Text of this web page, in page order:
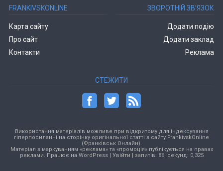
FRANKIVSKONLINE
Карта сайту
Про сайт
Контакти
ЗВОРОТНІЙ ЗВ’ЯЗОК
Додати подію
Додати заклад
Реклама
СТЕЖИТИ
Використання матеріалів можливе при відкритому для індексування
гіперпосиланні на сторінку оригінальної статті з сайту FrankivskOnline
(Франківськ Онлайн).
Матеріал з маркуванням «реклама» та «промоція» публікується на правах
реклами. Працює на WordPress| Увійти | запитів: 86, секунд: 0,325